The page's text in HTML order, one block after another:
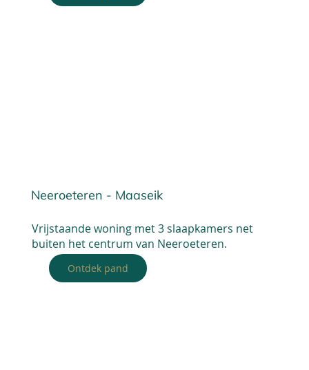
Neeroeteren - Maaseik
Vrijstaande woning met 3 slaapkamers net
buiten het centrum van Neeroeteren.
Ontdek pand